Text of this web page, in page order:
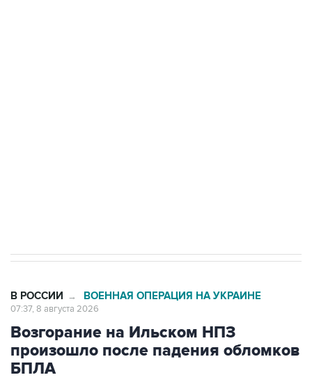
В РОССИИ → ВОЕННАЯ ОПЕРАЦИЯ НА УКРАИНЕ
07:37, 8 августа 2026
Возгорание на Ильском НПЗ
произошло после падения обломков
БПЛА